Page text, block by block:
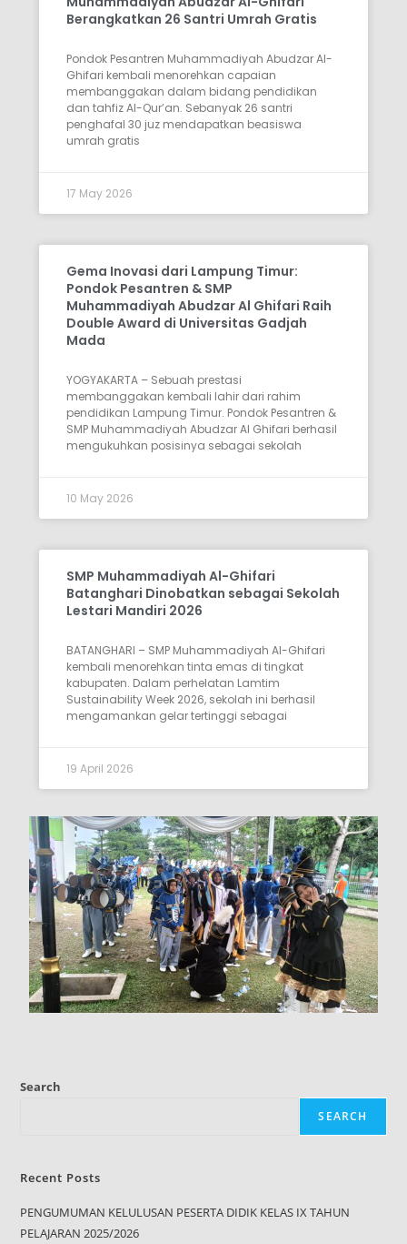
Berangkatkan 26 Santri Umrah Gratis
Pondok Pesantren Muhammadiyah Abudzar Al-
Ghifari kembali menorehkan capaian
membanggakan dalam bidang pendidikan
dan tahfiz Al-Qur’an. Sebanyak 26 santri
penghafal 30 juz mendapatkan beasiswa
umrah gratis
17 May 2026
Gema Inovasi dari Lampung Timur:
Pondok Pesantren & SMP
Muhammadiyah Abudzar Al Ghifari Raih
Double Award di Universitas Gadjah
Mada
YOGYAKARTA – Sebuah prestasi
membanggakan kembali lahir dari rahim
pendidikan Lampung Timur. Pondok Pesantren &
SMP Muhammadiyah Abudzar Al Ghifari berhasil
mengukuhkan posisinya sebagai sekolah
10 May 2026
SMP Muhammadiyah Al-Ghifari
Batanghari Dinobatkan sebagai Sekolah
Lestari Mandiri 2026
BATANGHARI – SMP Muhammadiyah Al-Ghifari
kembali menorehkan tinta emas di tingkat
kabupaten. Dalam perhelatan Lamtim
Sustainability Week 2026, sekolah ini berhasil
mengamankan gelar tertinggi sebagai
19 April 2026
Search
SEARCH
Recent Posts
PENGUMUMAN KELULUSAN PESERTA DIDIK KELAS IX TAHUN
PELAJARAN 2025/2026